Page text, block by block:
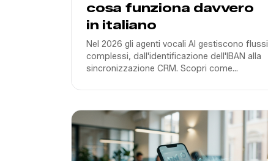
cosa funziona davvero
in italiano
Nel 2026 gli agenti vocali AI gestiscono flussi
complessi, dall'identificazione dell'IBAN alla
sincronizzazione CRM. Scopri come
mercato italiano.